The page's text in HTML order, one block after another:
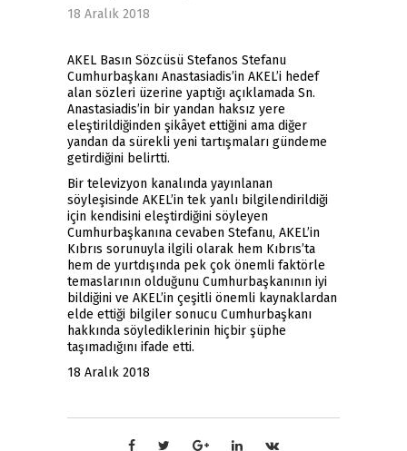
18 Aralık 2018
AKEL Basın Sözcüsü Stefanos Stefanu
Cumhurbaşkanı Anastasiadis’in AKEL’i hedef
alan sözleri üzerine yaptığı açıklamada Sn.
Anastasiadis’in bir yandan haksız yere
eleştirildiğinden şikâyet ettiğini ama diğer
yandan da sürekli yeni tartışmaları gündeme
getirdiğini belirtti.
Bir televizyon kanalında yayınlanan
söyleşisinde AKEL’in tek yanlı bilgilendirildiği
için kendisini eleştirdiğini söyleyen
Cumhurbaşkanına cevaben Stefanu, AKEL’in
Kıbrıs sorunuyla ilgili olarak hem Kıbrıs’ta
hem de yurtdışında pek çok önemli faktörle
temaslarının olduğunu Cumhurbaşkanının iyi
bildiğini ve AKEL’in çeşitli önemli kaynaklardan
elde ettiği bilgiler sonucu Cumhurbaşkanı
hakkında söylediklerinin hiçbir şüphe
taşımadığını ifade etti.
18 Aralık 2018